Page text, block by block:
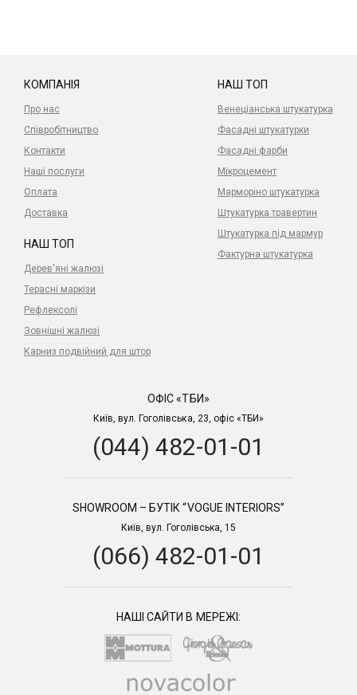
КОМПАНІЯ
Про нас
Співробітництво
Контакти
Наші послуги
Оплата
Доставка
НАШ ТОП
Венеціанська штукатурка
Фасадні штукатурки
Фасадні фарби
Мікроцемент
Марморіно штукатурка
Штукатурка травертин
Штукатурка під мармур
Фактурна штукатурка
НАШ ТОП
Дерев'яні жалюзі
Терасні маркізи
Рефлексолі
Зовнішні жалюзі
Карниз подвійний для штор
ОФІС «ТБИ»
Київ, вул. Гоголівська, 23, офіс «ТБИ»
(044) 482-01-01
SHOWROOM – БУТІК “VOGUE INTERIORS”
Київ, вул. Гоголівська, 15
(066) 482-01-01
НАШІ САЙТИ В МЕРЕЖІ: